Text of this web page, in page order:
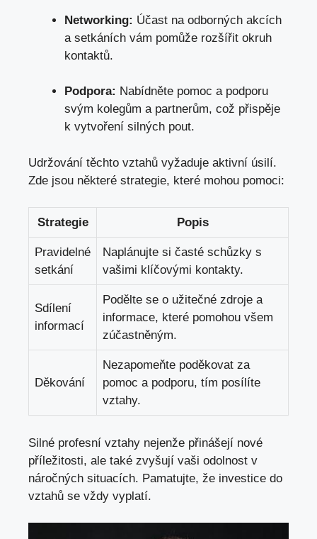
Networking: Účast na odborných akcích
a setkáních vám pomůže rozšířit okruh
kontaktů.
Podpora: Nabídněte pomoc a podporu
svým kolegům a partnerům, což přispěje
k vytvoření silných pout.
Udržování těchto vztahů vyžaduje aktivní úsilí.
Zde jsou některé strategie, které mohou pomoci:
Strategie Popis
Pravidelné
setkání
Naplánujte si časté schůzky s
vašimi klíčovými kontakty.
Sdílení
informací
Podělte se o užitečné zdroje a
informace, které pomohou všem
zúčastněným.
Děkování
Nezapomeňte poděkovat za
pomoc a podporu, tím posílíte
vztahy.
Silné profesní vztahy nejenže přinášejí nové
příležitosti, ale také zvyšují vaši odolnost v
náročných situacích. Pamatujte, že investice do
vztahů se vždy vyplatí.